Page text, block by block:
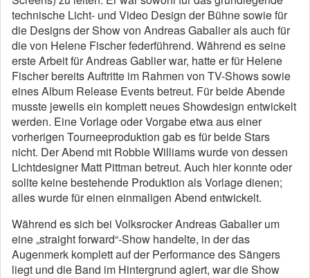
technische Licht- und Video Design der Bühne sowie für
die Designs der Show von Andreas Gabalier als auch für
die von Helene Fischer federführend. Während es seine
erste Arbeit für Andreas Gablier war, hatte er für Helene
Fischer bereits Auftritte im Rahmen von TV-Shows sowie
eines Album Release Events betreut. Für beide Abende
musste jeweils ein komplett neues Showdesign entwickelt
werden. Eine Vorlage oder Vorgabe etwa aus einer
vorherigen Tourneeproduktion gab es für beide Stars
nicht. Der Abend mit Robbie Williams wurde von dessen
Lichtdesigner Matt Pittman betreut. Auch hier konnte oder
sollte keine bestehende Produktion als Vorlage dienen;
alles wurde für einen einmaligen Abend entwickelt.
Während es sich bei Volksrocker Andreas Gabalier um
eine „straight forward“-Show handelte, in der das
Augenmerk komplett auf der Performance des Sängers
liegt und die Band im Hintergrund agiert, war die Show